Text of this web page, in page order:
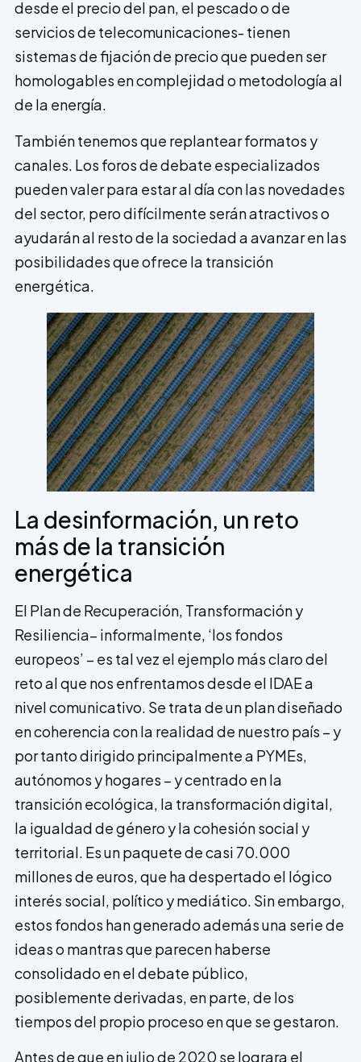
desde el precio del pan, el pescado o de
servicios de telecomunicaciones- tienen
sistemas de fijación de precio que pueden ser
homologables en complejidad o metodología al
de la energía.
También tenemos que replantear formatos y
canales. Los foros de debate especializados
pueden valer para estar al día con las novedades
del sector, pero difícilmente serán atractivos o
ayudarán al resto de la sociedad a avanzar en las
posibilidades que ofrece la transición
energética.
La desinformación, un reto
más de la transición
energética
El Plan de Recuperación, Transformación y
Resiliencia– informalmente, ‘los fondos
europeos’ – es tal vez el ejemplo más claro del
reto al que nos enfrentamos desde el IDAE a
nivel comunicativo. Se trata de un plan diseñado
en coherencia con la realidad de nuestro país – y
por tanto dirigido principalmente a PYMEs,
autónomos y hogares – y centrado en la
transición ecológica, la transformación digital,
la igualdad de género y la cohesión social y
territorial. Es un paquete de casi 70.000
millones de euros, que ha despertado el lógico
interés social, político y mediático. Sin embargo,
estos fondos han generado además una serie de
ideas o mantras que parecen haberse
consolidado en el debate público,
posiblemente derivadas, en parte, de los
tiempos del propio proceso en que se gestaron.
Antes de que en julio de 2020 se lograra el